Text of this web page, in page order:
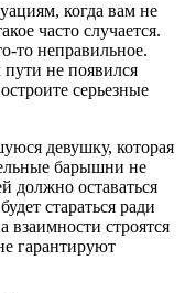
когда вам не
часто случается.
то неправильное.
не появился
серьезные
девушку, которая
барышни не
должно оставаться
стараться ради
взаимности строятся
гарантируют